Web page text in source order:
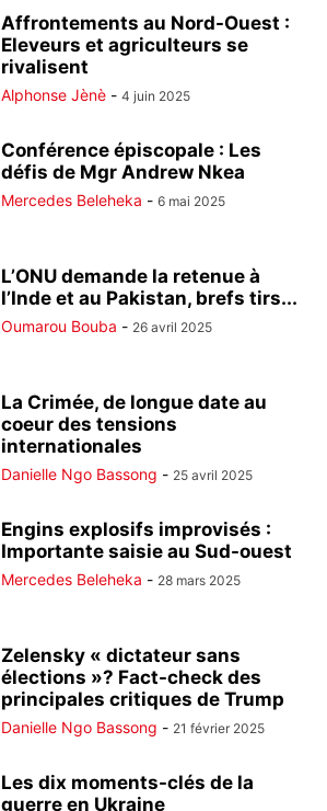
Affrontements au Nord-Ouest :
Eleveurs et agriculteurs se
rivalisent
Alphonse Jènè - 4 juin 2025
Conférence épiscopale : Les
défis de Mgr Andrew Nkea
Mercedes Beleheka - 6 mai 2025
L’ONU demande la retenue à
l’Inde et au Pakistan, brefs tirs...
Oumarou Bouba - 26 avril 2025
La Crimée, de longue date au
coeur des tensions
internationales
Danielle Ngo Bassong - 25 avril 2025
Engins explosifs improvisés :
Importante saisie au Sud-ouest
Mercedes Beleheka - 28 mars 2025
Zelensky « dictateur sans
élections »? Fact-check des
principales critiques de Trump
Danielle Ngo Bassong - 21 février 2025
Les dix moments-clés de la
guerre en Ukraine